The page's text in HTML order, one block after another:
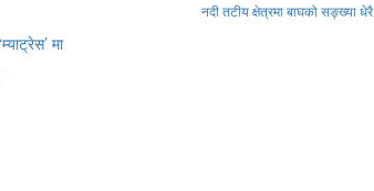
नदी तटीय क्षेत्रमा बाघको सङ्ख्या धेरै